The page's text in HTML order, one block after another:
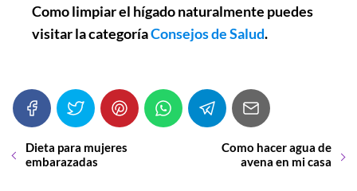
Como limpiar el hígado naturalmente puedes
visitar la categoríaConsejos de Salud.
Dieta para mujeres
embarazadas
Como hacer agua de
avena en mi casa